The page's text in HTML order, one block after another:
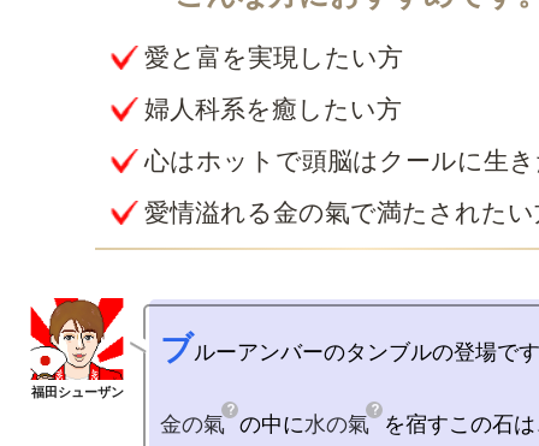
愛と富を実現したい方
婦人科系を癒したい方
心はホットで頭脳はクールに生
愛情溢れる金の氣で満たされたい
ブルーアンバーのタンブルの登場で
金の氣 の中に水の氣
を宿すこの石